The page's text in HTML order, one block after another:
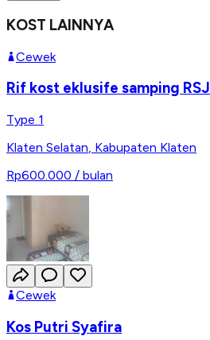
KOST LAINNYA
Cewek
Rif kost eklusife samping
Type 1
Klaten Selatan, Kabupaten Klaten
Rp600.000 / bulan
Cewek
Kos Putri Syafira